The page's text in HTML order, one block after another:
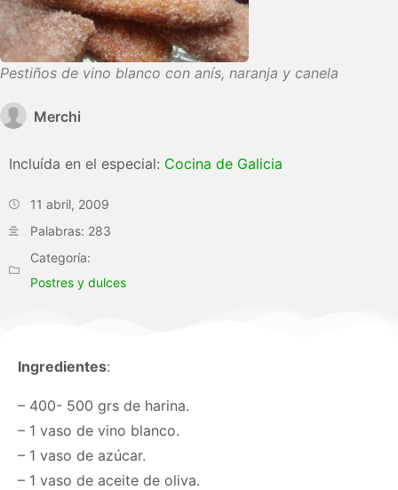
Pestiños de vino blanco con anís, naranja y canela
Merchi
Incluída en el especial: Cocina de Galicia
11 abril, 2009
Palabras: 283
Categoría:
Postres y dulces
Ingredientes:
– 400- 500 grs de harina.
– 1 vaso de vino blanco.
– 1 vaso de azúcar.
– 1 vaso de aceite de oliva.